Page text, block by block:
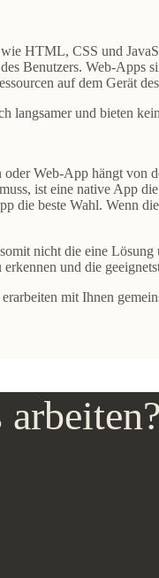
HTML, CSS und
Benutzers. Web-
auf dem Gerät
langsamer und bieten
Web-App hängt von
ist eine native App
die beste Wahl. Wenn
nicht die eine
und die
mit Ihnen